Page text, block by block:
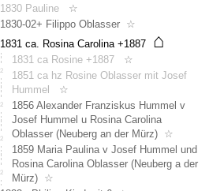
1830 Pauline
☆
1830-02+ Filippo Oblasser
☆
1831 ca. Rosina Carolina +1887
⌂
1831 ca Rosine +1887
☆
1851 ca hz Rosine Oblasser mit Josef
Hummel
☆
1856 Alexander Franziskus Hummel v
Josef Hummel u Rosina Carolina
Oblasser (Neuberg an der Mürz)
☆
1859 Maria Paulina v Josef Hummel und
Rosina Carolina Oblasser (Neuberg a der
Mürz)
☆